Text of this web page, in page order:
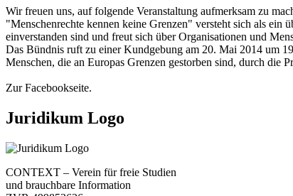
Wir freuen uns, auf folgende Veranstaltung aufmerksam zu
"Menschenrechte kennen keine Grenzen" versteht sich als
einverstanden sind und freut sich über Organisationen und
Das Bündnis ruft zu einer Kundgebung am 20. Mai 2014 um
Menschen, die an Europas Grenzen gestorben sind, durch die
Zur Facebookseite.
Juridikum Logo
CONTEXT – Verein für freie Studien
und brauchbare Information